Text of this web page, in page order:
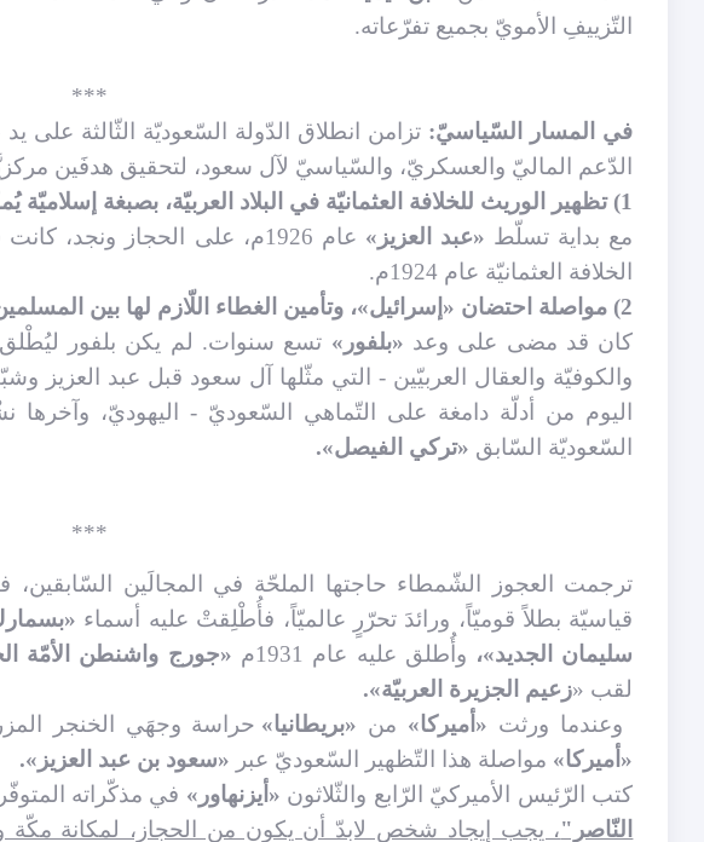
التّزييفِ الأمويّ بجميع تفرّعاته.
***
في المسار السّياسيّ: تزامن انطلاق الدّولة السّعوديّة الثّالثة على يد
الدّعم الماليّ والعسكريّ، والسّياسيّ لآل سعود، لتحقيق هدفَين
1) تظهير الوريث للخلافة العثمانيّة في البلاد العربيّة، بصبغة إسلاميّة يُمكن استثمارها في كافّة بلاد المسلمين.
مع بداية تسلّط «عبد العزيز» عام 1926م، على الحجاز ونجد، كانت قد مرّت سنتان فقط على إلغاء
الخلافة العثمانيّة عام 1924م.
2) مواصلة احتضان «إسرائيل»، وتأمين الغطاء اللّازم لها بين المسلمين.
كان قد مضى على وعد «بلفور» تسع سنوات. لم يكن بلفور ليُطْلق
والكوفيّة والعقال العربيّين - التي مثّلها آل سعود قبل عبد العزيز
اليوم من أدلّة دامغة على التّماهي السّعوديّ - اليهوديّ، وآخرها
السّعوديّة السّابق «تركي الفيصل».
***
ترجمت العجوز الشّمطاء حاجتها الملحّة في المجالَين السّابقين،
قياسيّة بطلاً قوميّاً، ورائدَ تحرّرٍ عالميّاً، فأُطْلِقتْ عليه أسماء
سليمان الجديد»، وأُطلق عليه عام 1931م «جورج واشنطن الأمّة
لقب «زعيم الجزيرة العربيّة».
وعندما ورثت «أميركا» من «بريطانيا» حراسة وجهَي الخنجر
«أميركا» مواصلة هذا التّظهير السّعوديّ عبر «سعود بن عبد العزيز».
كتب الرّئيس الأميركيّ الرّابع والثّلاثون «أيزنهاور» في مذكّراته
النّاصر"، يجب إيجاد شخص لابدّ أن يكون من الحجاز، لمكانة مكّة